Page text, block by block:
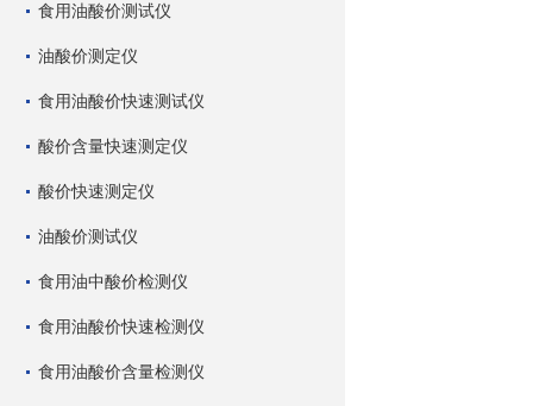
食用油酸价测试仪
油酸价测定仪
食用油酸价快速测试仪
酸价含量快速测定仪
酸价快速测定仪
油酸价测试仪
食用油中酸价检测仪
食用油酸价快速检测仪
食用油酸价含量检测仪